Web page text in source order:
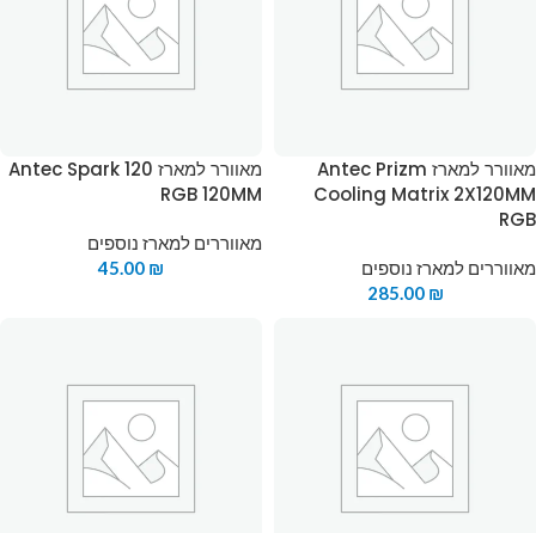
מאוורר למארז Antec Prizm
Cooling Matrix 2X120MM
RGB
מאווררים למארז נוספים
285.00 ₪
מאוורר למארז Antec Spark 120
RGB 120MM
מאווררים למארז נוספים
45.00 ₪